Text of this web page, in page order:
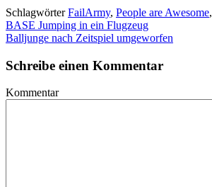
SchlagwörterFailArmy, People are Awesome,
BASE Jumping in ein Flugzeug
Balljunge nach Zeitspiel umgeworfen
Schreibe einen Kommentar
Kommentar